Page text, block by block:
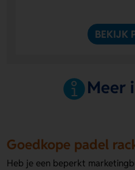
BEKIJK
Meer
Goedkope padel
Heb je een beperkt